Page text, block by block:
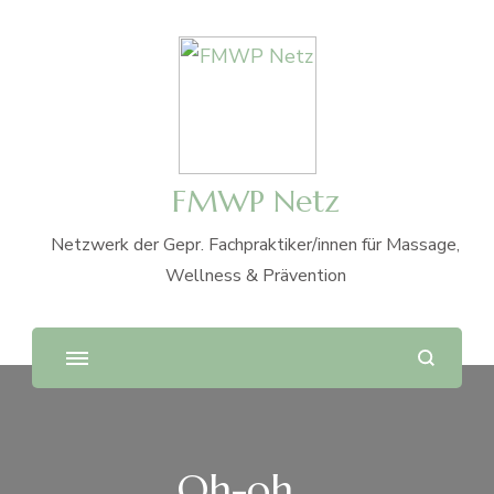
FMWP Netz
Netzwerk der Gepr. Fachpraktiker/innen für Massage,
Wellness & Prävention